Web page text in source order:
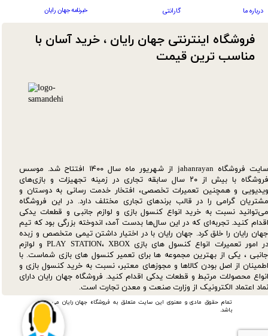
تمام حقوق مادی و معنوی این سایت متعلق به فروشگاه جهان رایان می
باشد.
سایت فروشگاه jahanrayan از شهریور ماه سال ۱۴۰۰ افتتاح شد. موسس
فروشگاه با بیش از ۲۰ سال سابقه تجاری در زمینه تجهیزات و بازی‌های
ویدیویی و همچنین تعمیرات تخصصی، افتخار خدمت رسانی به دوستان و
مشتریان گرامی را در قالب برندهای تجاری مختلف دارد. در این فروشگاه
می‌توانید نسبت به خرید انواع کنسول بازی و لوازم جانبی و قطعات یدکی‌
اقدام کنید. تجربه‌ای که در این سال‌ها بدست آمد، اندوخته بزرگی بود که تیم
جهان رایان را خلق کرد. جهان رایان با در اختیار داشتن تیمی متخصص و زبده
در امور تعمیرات انواع کنسول های بازی PLAY STATION، XBOX و لوازم
جانبی ، یکی از بهترین مجموعه ها برای تعمیر کنسول های بازی شماست. با
اطمینان از اصل بودن کالاها و مجوزهای معتبر، نسبت به خرید کنسول بازی و
انواع محصولات مرتبط و قطعات یدکی اقدام کنید. فروشگاه جهان رایان دارای
نماد اعتماد الکترونیک از وزارت صنعت و معدن تجارت است.
فروشگاه اینترنتی جهان رایان ، خرید آسان با
مناسب ترین قیمت​​​​​​​
درباره ما گارانتی خبرنامه جهان رایان